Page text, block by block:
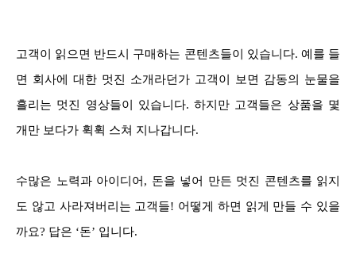
고객이 읽으면 반드시 구매하는 콘텐츠들이 있습니다. 예를 들
면 회사에 대한 멋진 소개라던가 고객이 보면 감동의 눈물을
흘리는 멋진 영상들이 있습니다. 하지만 고객들은 상품을 몇
개만 보다가 휙휙 스쳐 지나갑니다.
수많은 노력과 아이디어, 돈을 넣어 만든 멋진 콘텐츠를 읽지
도 않고 사라져버리는 고객들! 어떻게 하면 읽게 만들 수 있을
까요? 답은 ‘돈’ 입니다.